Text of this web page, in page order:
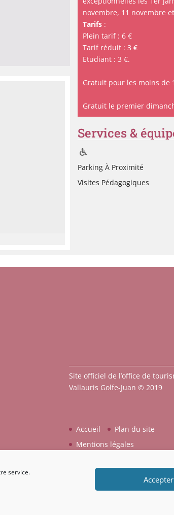
service.
Accepter
novembre, 11 novembre
Tarifs :
Plein tarif : 6 €
Tarif réduit : 3 €
Etudiant : 3 €.
Gratuit pour les moins de
Gratuit le premier
Services &
Parking À Proximité
Visites Pédagogiques
Site officiel de l’office de
Vallauris Golfe-Juan © 2019
Accueil
Plan du site
Mentions légales